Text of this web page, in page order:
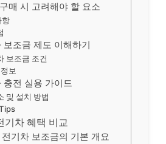
매 시 고려해야 할 요소
항
보조금 제도 이해하기
보조금 조건
보
충전 실용 가이드
및 설치 방법
기차 혜택 비교
기차 보조금의 기본 개요